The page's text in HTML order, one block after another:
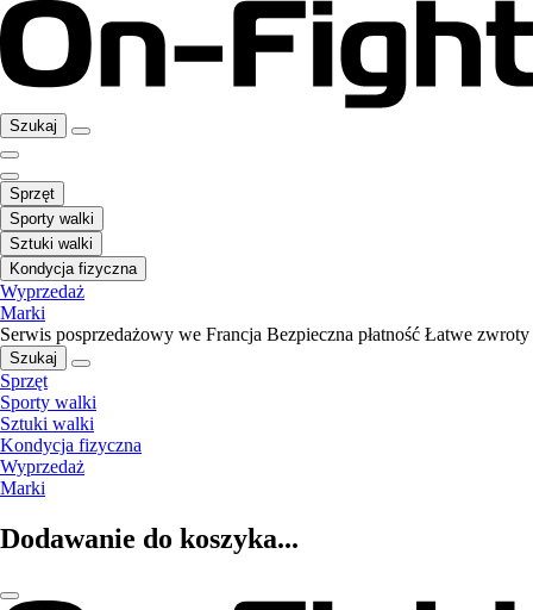
Szukaj
Sprzęt
Sporty walki
Sztuki walki
Kondycja fizyczna
Wyprzedaż
Marki
Serwis posprzedażowy we Francja Bezpieczna płatność Łatwe zwroty
Szukaj
Sprzęt
Sporty walki
Sztuki walki
Kondycja fizyczna
Wyprzedaż
Marki
Dodawanie do koszyka...